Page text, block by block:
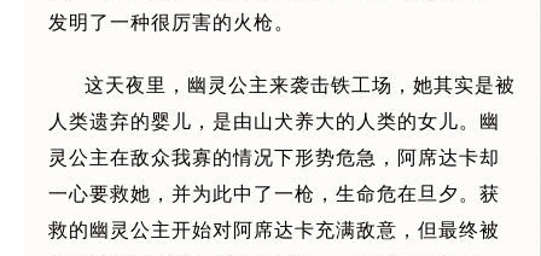
发明了一种很厉害的火枪。
这天夜里，幽灵公主来袭击铁工场，她其实是被
人类遗弃的婴儿，是由山犬养大的人类的女儿。幽
灵公主在敌众我寡的情况下形势危急，阿席达卡却
一心要救她，并为此中了一枪，生命危在旦夕。获
救的幽灵公主开始对阿席达卡充满敌意，但最终被